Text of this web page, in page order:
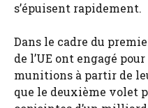
s’épuisent rapidement.
Dans le cadre du
de l’UE ont engagé
munitions à partir de
que le deuxième volet